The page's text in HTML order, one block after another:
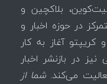
بلاکچین و
به صورت متمرکز در حوزه اخبار و
کریپتو آغاز به کار
در بازنشر اخبار
می‌کند.شما از